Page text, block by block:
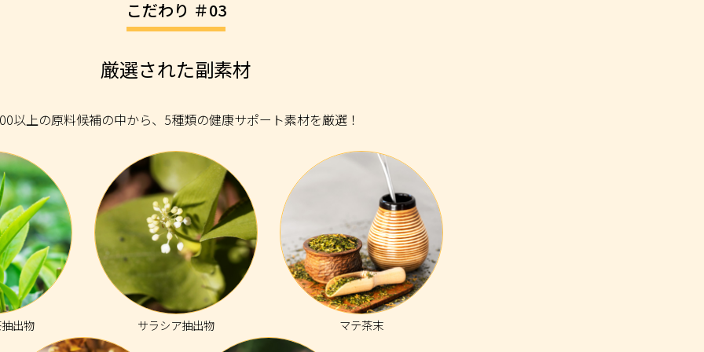
こだわり ＃03
厳選された副素材
以上の原料候補の中から、5種類の健康サポート素材を厳選！
出物 サラシア抽出物 マテ茶末